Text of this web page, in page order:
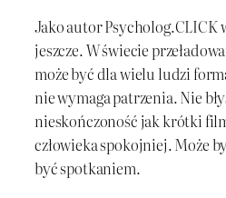
Jako autor Psycholog.CLICK
jeszcze. W świecie
może być dla wielu ludzi
nie wymaga patrzenia. Nie
nieskończoność jak krótki
człowieka spokojniej. Może
być spotkaniem.